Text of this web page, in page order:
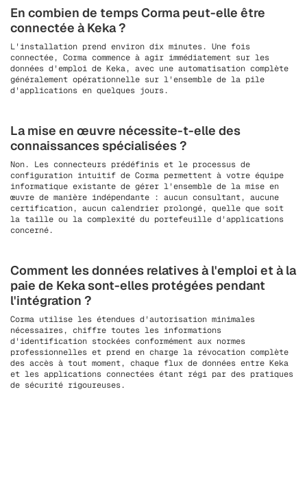
En combien de temps Corma peut-elle être
connectée à Keka ?
L'installation prend environ dix minutes. Une fois
connectée, Corma commence à agir immédiatement sur les
données d'emploi de Keka, avec une automatisation complète
généralement opérationnelle sur l'ensemble de la pile
d'applications en quelques jours.
La mise en œuvre nécessite-t-elle des
connaissances spécialisées ?
Non. Les connecteurs prédéfinis et le processus de
configuration intuitif de Corma permettent à votre équipe
informatique existante de gérer l'ensemble de la mise en
œuvre de manière indépendante : aucun consultant, aucune
certification, aucun calendrier prolongé, quelle que soit
la taille ou la complexité du portefeuille d'applications
concerné.
Comment les données relatives à l'emploi et à la
paie de Keka sont-elles protégées pendant
l'intégration ?
Corma utilise les étendues d'autorisation minimales
nécessaires, chiffre toutes les informations
d'identification stockées conformément aux normes
professionnelles et prend en charge la révocation complète
des accès à tout moment, chaque flux de données entre Keka
et les applications connectées étant régi par des pratiques
de sécurité rigoureuses.